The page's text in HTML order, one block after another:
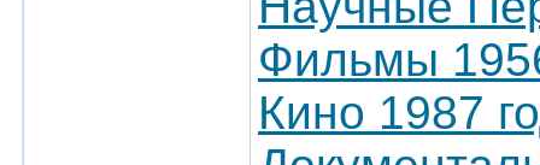
Фильмы
Кино 1987